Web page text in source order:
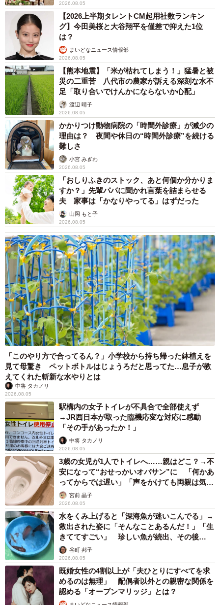
2026.08.05
【2026上半期タレントCM起用社数ランキン
グ】今田美桜と大谷翔平を僅差で抑えた1位
は？
まいどなニュース情報部
2026.08.05
【熊本地震】「米が枯れてしまう！」猛暑と被
災の二重苦 八代市の農家が訴える深刻な水不
足「取り合いでけんかにならないか心配」
渡辺 晴子
2026.08.05
かかりつけ動物病院の「時間外診療」が減少の
理由は？ 夜間や休日の“時間外診療”を続ける
難しさ
小宮 みぎわ
2026.08.05
「おしりふきのストック、あと何個か分かりま
すか？」先輩パパに聞かれ言葉を詰まらせる
夫 家事は「かなりやってる」はずだった
山岡 もと子
2026.08.05
「このやり方で合ってるん？」小学校から持ち帰った鉢植えを
見て母驚き ペットボトルはじょうろだと思ってた…息子が教
えてくれた斬新な水やりとは
中将 タカノリ
2026.08.05
駅構内の女子トイレが不具合で全部使えず
→JR西日本が取った臨機応変な対応に感動
「その手があったか！」
中将 タカノリ
2026.08.05
3歳の女児が1人でトイレへ……親はどこ？→不
安になって“おせっかいオバサン”に 「何かあ
ってからでは遅い」「声をかけても両親は気づ
かぬまま」
宮前 晶子
2026.08.05
水をくみ上げると「深海魚が迷いこんでる」→
救出された姿に「そんなことあるんだ！」「生
きててすごい」 珍しい魚が続出、その後
は……谷町 邦子
2026.08.05
既婚女性の4割以上が「夫ひとりにすべてを求
めるのは無理」 配偶者以外との親密な関係を
認める「オープンマリッジ」とは？